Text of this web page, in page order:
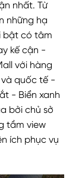
nhất. Từ
những hạ
bật có tâm
kế cận -
với hàng
quốc tế -
- Biển xanh
bởi chủ sở
tầm view
ích phục vụ